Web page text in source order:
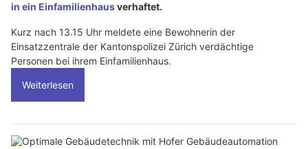
in ein Einfamilienhausverhaftet.
Kurz nach 13.15 Uhr meldete eine Bewohnerin der
Einsatzzentrale der Kantonspolizei Zürich verdächtige
Personen bei ihrem Einfamilienhaus.
Weiterlesen